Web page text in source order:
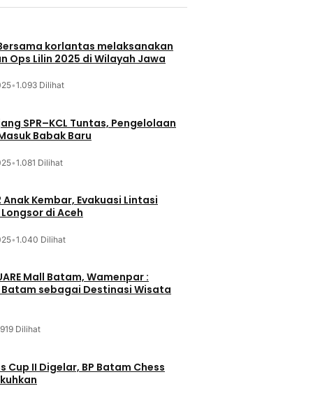
korlantas melaksanakan
Ops Lilin 2025 di Wilayah Jawa
•1.093 Dilihat
SPR–KCL Tuntas, Pengelolaan
Babak Baru
•1.081 Dilihat
Anak Kembar, Evakuasi Lintasi
di Aceh
•1.040 Dilihat
Mall Batam, Wamenpar :
Batam sebagai Destinasi Wisata
919 Dilihat
Cup II Digelar, BP Batam Chess